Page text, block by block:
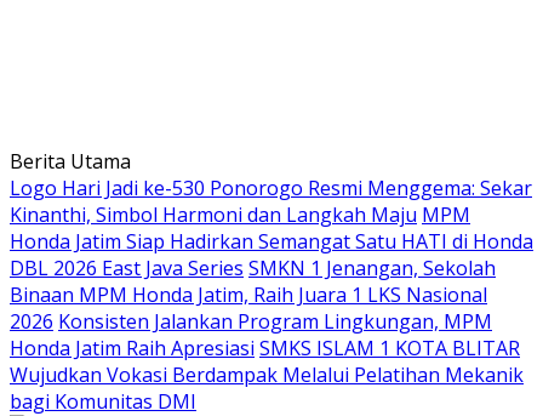
Langsung
ke
konten
Berita Utama
Logo Hari Jadi ke-530 Ponorogo Resmi Menggema: Sekar
Kinanthi, Simbol Harmoni dan Langkah Maju MPM
Honda Jatim Siap Hadirkan Semangat Satu HATI di Honda
DBL 2026 East Java Series SMKN 1 Jenangan, Sekolah
Binaan MPM Honda Jatim, Raih Juara 1 LKS Nasional
2026 Konsisten Jalankan Program Lingkungan, MPM
Honda Jatim Raih Apresiasi SMKS ISLAM 1 KOTA BLITAR
Wujudkan Vokasi Berdampak Melalui Pelatihan Mekanik
bagi Komunitas DMI